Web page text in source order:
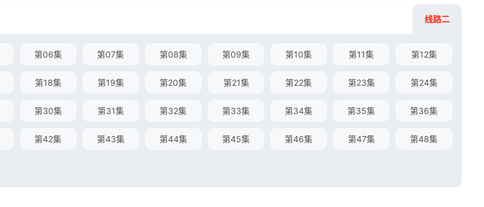
线路二
第06集 第07集 第08集 第09集 第10集 第11集 第12集
第18集 第19集 第20集 第21集 第22集 第23集 第24集
第30集 第31集 第32集 第33集 第34集 第35集 第36集
第42集 第43集 第44集 第45集 第46集 第47集 第48集